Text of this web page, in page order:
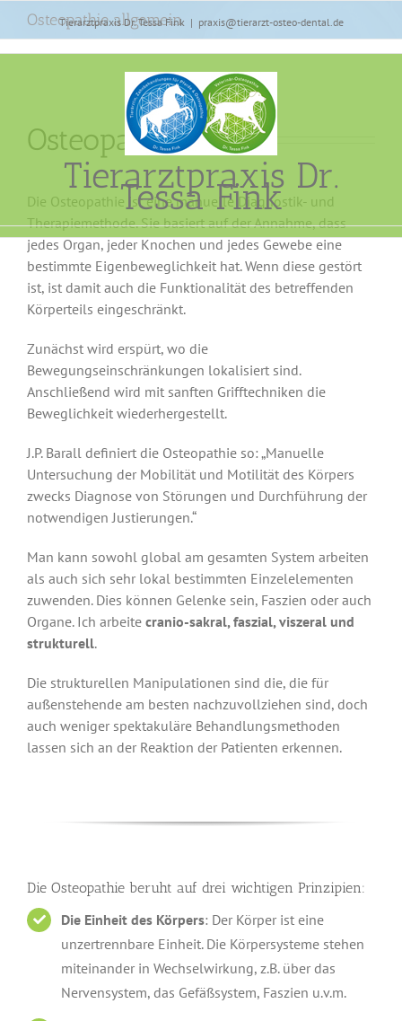
springen
Tierarztpraxis Dr. Tessa Fink | praxis@tierarzt-osteo-dental.de
Tierarztpraxis Dr.
Tessa Fink
Osteopathie allgemein
Osteopathie
Die Osteopathie ist eine manuelle Diagnostik- und
Therapiemethode. Sie basiert auf der Annahme, dass
jedes Organ, jeder Knochen und jedes Gewebe eine
bestimmte Eigenbeweglichkeit hat. Wenn diese gestört
ist, ist damit auch die Funktionalität des betreffenden
Körperteils eingeschränkt.
Zunächst wird erspürt, wo die
Bewegungseinschränkungen lokalisiert sind.
Anschließend wird mit sanften Grifftechniken die
Beweglichkeit wiederhergestellt.
J.P. Barall definiert die Osteopathie so: „Manuelle
Untersuchung der Mobilität und Motilität des Körpers
zwecks Diagnose von Störungen und Durchführung der
notwendigen Justierungen.“
Man kann sowohl global am gesamten System arbeiten
als auch sich sehr lokal bestimmten Einzelelementen
zuwenden. Dies können Gelenke sein, Faszien oder auch
Organe. Ich arbeite cranio-sakral, faszial, viszeral und
strukturell.
Die strukturellen Manipulationen sind die, die für
außenstehende am besten nachzuvollziehen sind, doch
auch weniger spektakuläre Behandlungsmethoden
lassen sich an der Reaktion der Patienten erkennen.
Die Osteopathie beruht auf drei wichtigen Prinzipien:
Die Einheit des Körpers: Der Körper ist eine
unzertrennbare Einheit. Die Körpersysteme stehen
miteinander in Wechselwirkung, z.B. über das
Nervensystem, das Gefäßsystem, Faszien u.v.m.